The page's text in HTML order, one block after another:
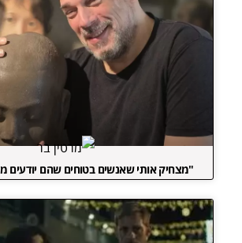
"מצחיק אותי שאנשים בטוחים שהם יודעים מי